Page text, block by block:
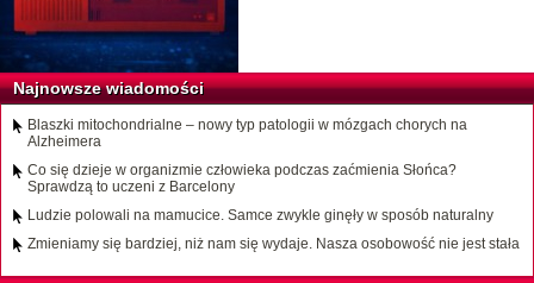
Najnowsze wiadomości
Blaszki mitochondrialne – nowy typ patologii w mózgach chorych na
Alzheimera
Co się dzieje w organizmie człowieka podczas zaćmienia Słońca?
Sprawdzą to uczeni z Barcelony
Ludzie polowali na mamucice. Samce zwykle ginęły w sposób naturalny
Zmieniamy się bardziej, niż nam się wydaje. Nasza osobowość nie jest stała